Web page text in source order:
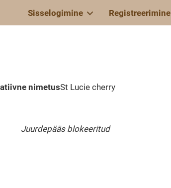
Sisselogimine Registreerimine
nimetusSt Lucie cherry
Juurdepääs blokeeritud